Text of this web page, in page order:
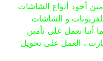
أجود أنواع الشاشات
و الشاشات
أننا نعمل على تأمين
، العمل على تحويل